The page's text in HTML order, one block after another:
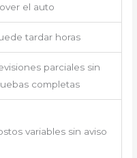
el auto
tardar horas
parciales sin
completas
variables sin aviso